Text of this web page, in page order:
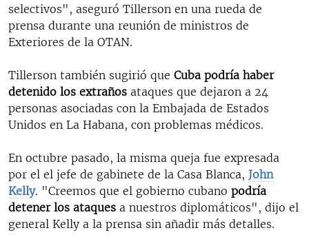
selectivos", aseguró Tillerson en una rueda de
prensa durante una reunión de ministros de
Exteriores de la OTAN.
Tillerson también sugirió que Cuba podría haber
detenido los extraños ataques que dejaron a 24
personas asociadas con la Embajada de Estados
Unidos en La Habana, con problemas médicos.
En octubre pasado, la misma queja fue expresada
por el el jefe de gabinete de la Casa Blanca, John
Kelly. "Creemos que el gobierno cubano podría
detener los ataques a nuestros diplomáticos", dijo el
general Kelly a la prensa sin añadir más detalles.